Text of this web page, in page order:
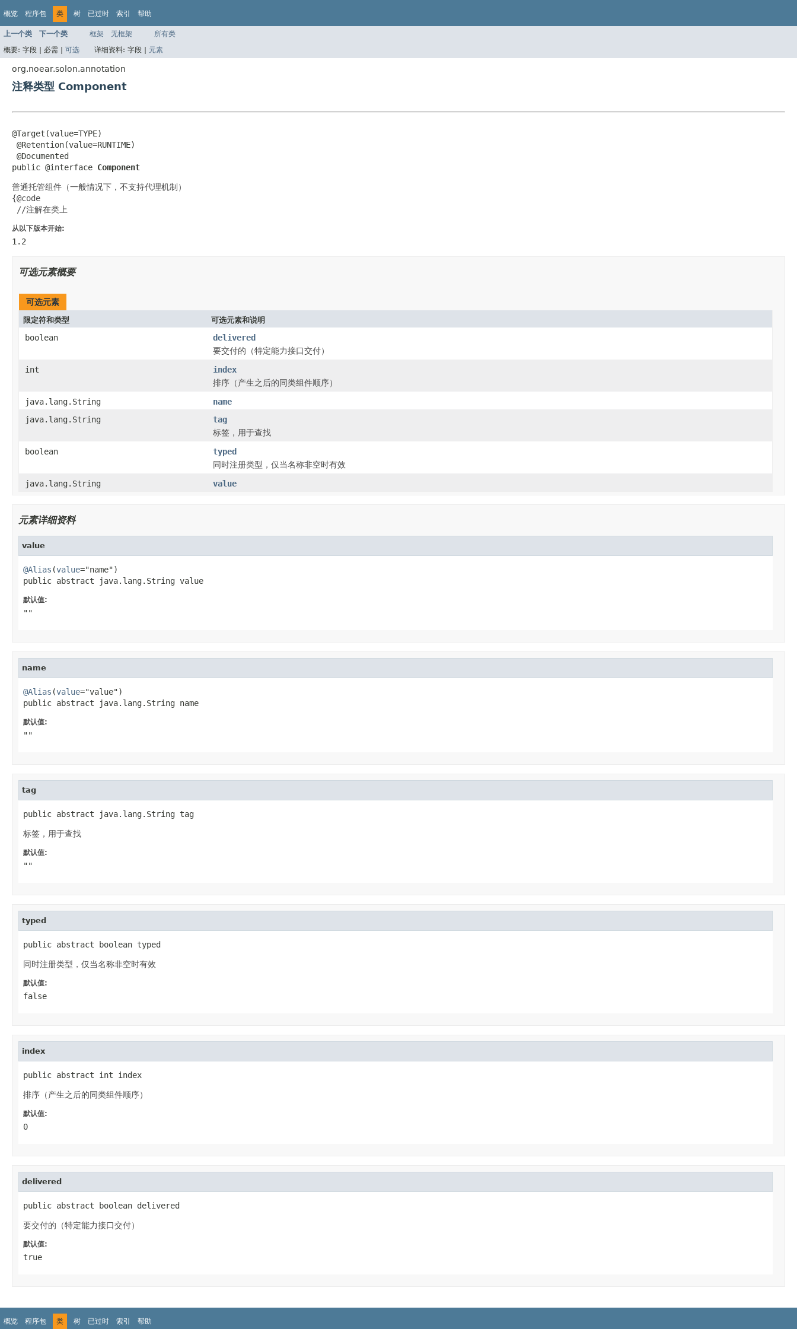
概览 程序包 类 树 已过时 索引 帮助
上一个类 下一个类 框架 无框架
所有类
概要: 字段 | 必需 | 可选 详细资料: 字段 | 元素
org.noear.solon.annotation
注释类型 Component
@Target(value=TYPE)
@Retention(value=RUNTIME)
@Documented
public @interface Component
普通托管组件（一般情况下，不支持代理机制）
{@code
//注解在类上
从以下版本开始:
1.2
可选元素概要
可选元素
限定符和类型 可选元素和说明
boolean
delivered
要交付的（特定能力接口交付）
int
index
排序（产生之后的同类组件顺序）
java.lang.String
name
java.lang.String
tag
标签，用于查找
boolean
typed
同时注册类型，仅当名称非空时有效
java.lang.String
value
元素详细资料
value
@Alias (value="name")
public abstract java.lang.String value
默认值:
""
name
@Alias (value="value")
public abstract java.lang.String name
默认值:
""
tag
public abstract java.lang.String tag
标签，用于查找
默认值:
""
typed
public abstract boolean typed
同时注册类型，仅当名称非空时有效
默认值:
false
index
public abstract int index
排序（产生之后的同类组件顺序）
默认值:
0
delivered
public abstract boolean delivered
要交付的（特定能力接口交付）
默认值:
true
概览 程序包 类 树 已过时 索引 帮助